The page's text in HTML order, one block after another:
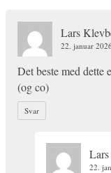
Lars
22. januar
Det beste med
(og co)
Svar
22.